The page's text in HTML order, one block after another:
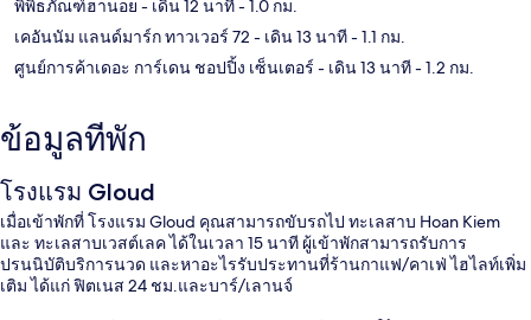
พิพิธภัณฑ์ฮานอย - เดิน 12 นาที- 1.0 กม.
เคอันนัม แลนด์มาร์ก ทาวเวอร์ 72 - เดิน 13 นาที- 1.1 กม.
ศูนย์การค้าเดอะ การ์เดน ชอปปิ้ง เซ็นเตอร์ - เดิน 13 นาที- 1.2 กม.
ข้อมูลที่พัก
โรงแรม Gloud
เมื่อเข้าพักที่ โรงแรม Gloud คุณสามารถขับรถไป ทะเลสาบ Hoan Kiem
และ ทะเลสาบเวสต์เลค ได้ในเวลา 15 นาที ผู้เข้าพักสามารถรับการ
ปรนนิบัติบริการนวด และหาอะไรรับประทานที่ร้านกาแฟ/คาเฟ่ ไฮไลท์เพิ่ม
เติม ได้แก่ ฟิตเนส 24 ชม.และบาร์/เลานจ์